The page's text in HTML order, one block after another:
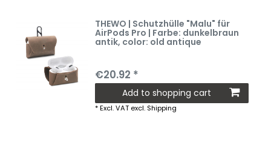
THEWO | Schutzhülle "Malu" für
AirPods Pro | Farbe: dunkelbraun
antik, color: old antique
€20.92 *
Add to shopping cart
*Excl. VAT excl. Shipping